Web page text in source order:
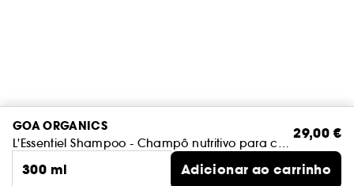
GOA ORGANICS
L'Essentiel Shampoo - Champô nutritivo para cabelos grossos
29,00 €
300 ml
Adicionar ao carrinho